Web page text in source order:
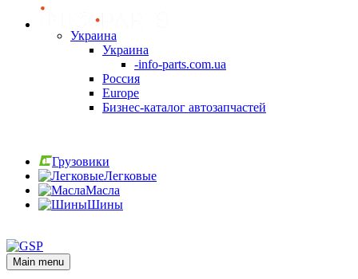
Украина
Украина
-info-parts.com.ua
Россия
Europe
Бизнес-каталог автозапчастей
Грузовики
Легковые
Масла
Шины
Main menu